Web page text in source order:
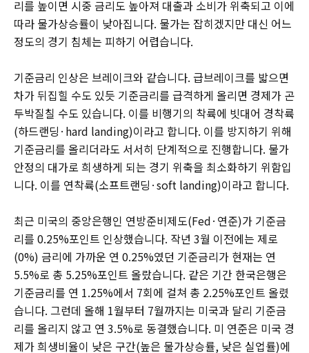
리를 높이면 시중 금리도 높아져 대출과 소비가 위축되고 이에
따라 물가상승률이 낮아집니다. 물가는 잡히겠지만 대신 어느
정도의 경기 침체는 피하기 어렵습니다.
기준금리 인상은 브레이크와 같습니다. 급브레이크를 밟으면
차가 뒤집힐 수도 있듯 기준금리를 급격하게 올리면 경제가 곤
두박질칠 수도 있습니다. 이를 비행기의 착륙에 빗대어 경착륙
(하드랜딩·hard landing)이라고 합니다. 이를 방지하기 위해
기준금리를 올리더라도 서서히 단계적으로 진행합니다. 물가
안정의 대가로 희생하게 되는 경기 위축을 최소화하기 위함입
니다. 이를 연착륙(소프트랜딩·soft landing)이라고 합니다.
최근 미국의 중앙은행인 연방준비제도(Fed·연준)가 기준금
리를 0.25%포인트 인상했습니다. 작년 3월 이전에는 제로
(0%) 금리에 가까운 연 0.25%였던 기준금리가 현재는 연
5.5%로 총 5.25%포인트 올랐습니다. 같은 기간 한국은행은
기준금리를 연 1.25%에서 7회에 걸쳐 총 2.25%포인트 올렸
습니다. 그런데 올해 1월부터 7월까지는 미국과 달리 기준금
리를 올리지 않고 연 3.5%로 동결했습니다. 미 연준은 미국 경
제가 희생비율이 낮은 구간(높은 물가상승률, 낮은 실업률)에